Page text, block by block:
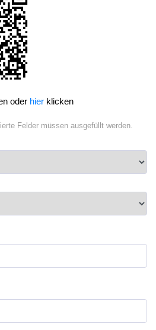
oder hier klicken
Felder müssen ausgefüllt werden.